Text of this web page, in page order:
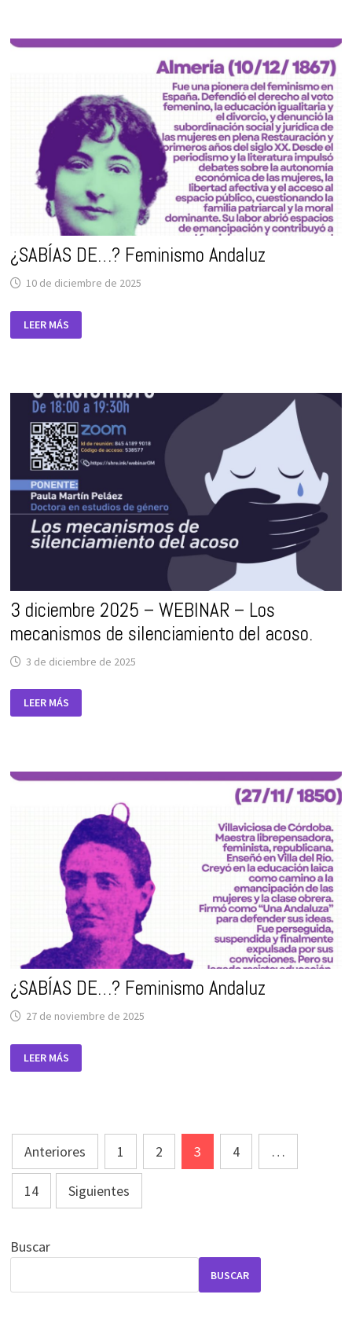
¿SABÍAS DE…? Feminismo Andaluz
10 de diciembre de 2025
¿SABÍAS
DE…?
FEMINISMO
LEER MÁS
3 diciembre 2025 – WEBINAR – Los
mecanismos de silenciamiento del acoso.
3 de diciembre de 2025
3
DICIEMBRE
2025
MECANISMOS
DE
LEER MÁS
¿SABÍAS DE…? Feminismo Andaluz
27 de noviembre de 2025
¿SABÍAS
DE…?
FEMINISMO
LEER MÁS
Paginación
de
entradas
Anteriores 1 2 3 4 …
14 Siguientes
Buscar
BUSCAR